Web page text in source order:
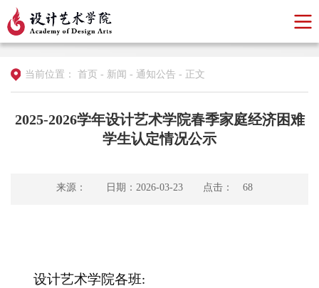
当前位置： 首页 - 新闻 - 通知公告 - 正文
2025-2026学年设计艺术学院春季家庭经济困难
学生认定情况公示
来源： 日期：2026-03-23 点击： 68
设计艺术学院各班: